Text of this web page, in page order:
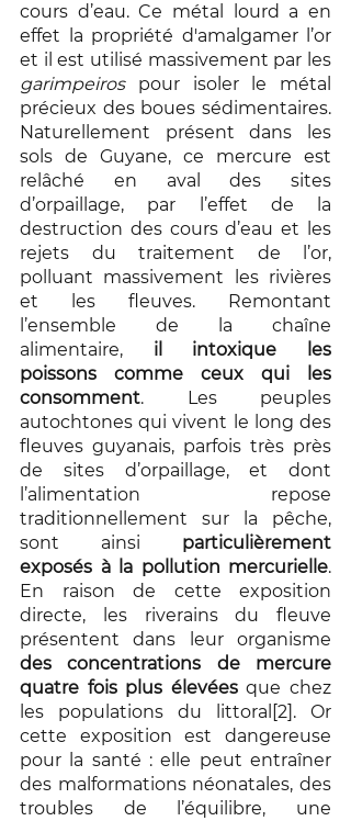
cours d’eau. Ce métal lourd a en
effet la propriété d'amalgamer l’or
garimpeiros pour isoler le métal
précieux des boues sédimentaires.
Naturellement présent dans les
sols de Guyane, ce mercure est
relâché en aval des sites
d’orpaillage, par l’effet de la
destruction des cours d’eau et les
rejets du traitement de l’or,
polluant massivement les rivières
et les fleuves. Remontant
l’ensemble de la chaîne
alimentaire, il intoxique les
poissons comme ceux qui les
consomment. Les peuples
autochtones qui vivent le long des
fleuves guyanais, parfois très près
de sites d’orpaillage, et dont
l’alimentation repose
traditionnellement sur la pêche,
sont ainsi particulièrement
exposés à la pollution mercurielle.
En raison de cette exposition
directe, les riverains du fleuve
des concentrations de mercure
quatre fois plus élevées que chez
les populations du littoral[2]. Or
cette exposition est dangereuse
pour la santé : elle peut entraîner
des malformations néonatales, des
troubles de l’équilibre, une